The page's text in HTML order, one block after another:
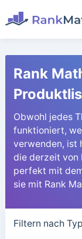
Rank
Obwohl jedes
funktioniert,
verwenden, ist
die derzeit von
perfekt mit
sie mit Rank
Filtern nach